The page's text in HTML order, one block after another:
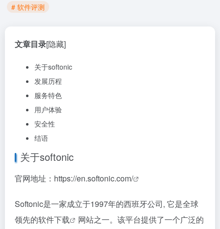
# 软件评测
文章目录[隐藏]
关于softonic
发展历程
服务特色
用户体验
安全性
结语
关于softonic
官网地址： https://en.softonic.com/
Softonic是一家成立于1997年的西班牙公司, 它是全球
领先的软件下载
网站之一。该平台提供了一个广泛的